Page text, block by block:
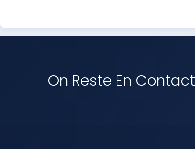
On Reste En Contact